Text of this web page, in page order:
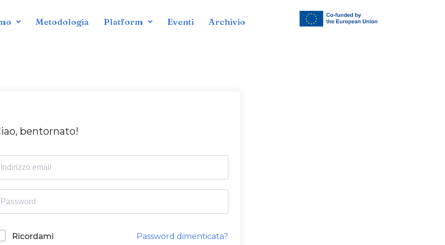
Metodologia Platform Eventi Archivio
bentornato!
Ricordami Password dimenticata?